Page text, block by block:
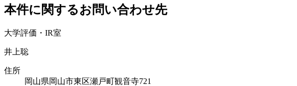
本件に関するお問い合わせ先
大学評価・IR室
井上聡
住所
岡山県岡山市東区瀬戸町観音寺721